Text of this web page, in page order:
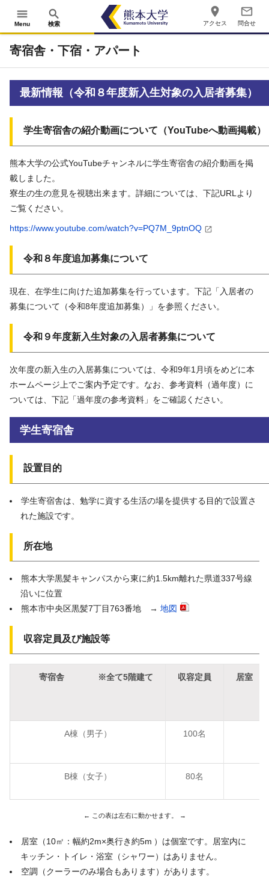
menu
Menu
search
検索
place
アクセス
mail_outline
問合せ
寄宿舎・下宿・アパート
最新情報（令和８年度新入生対象の入居者募集）
学生寄宿舎の紹介動画について（YouTubeへ動画掲載）
熊本大学の公式YouTubeチャンネルに学生寄宿舎の紹介動画を掲
載しました。
寮生の生の意見を視聴出来ます。詳細については、下記URLより
ご覧ください。
https://www.youtube.com/watch?v=PQ7M_9ptnOQ
令和８年度追加募集について
現在、在学生に向けた追加募集を行っています。下記「入居者の
募集について（令和8年度追加募集）」を参照ください。
令和９年度新入生対象の入居者募集について
次年度の新入生の入居募集については、令和9年1月頃をめどに本
ホームページ上でご案内予定です。なお、参考資料（過年度）に
ついては、下記「過年度の参考資料」をご確認ください。
学生寄宿舎
設置目的
学生寄宿舎は、勉学に資する生活の場を提供する目的で設置さ
れた施設です。
所在地
熊本大学黒髪キャンパスから東に約1.5km離れた県道337号線
沿いに位置
熊本市中央区黒髪7丁目763番地 → 地図
収容定員及び施設等
寄宿舎 ※全て5階建て 収容定員 居
A棟（男子） 100名
B棟（女子） 80名
居室（10㎡：幅約2m×奥行き約5m ）は個室です。居室内に
キッチン・トイレ・浴室（シャワー）はありません。
空調（クーラーのみ場合もあります）があります。